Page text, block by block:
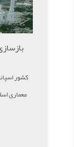
کشور
معماری